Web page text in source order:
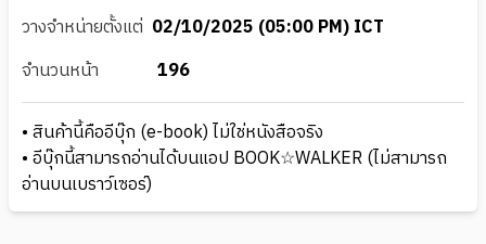
วางจำหน่ายตั้งแต่ 02/10/2025 (05:00 PM) ICT
จำนวนหน้า
196
• สินค้านี้คืออีบุ๊ก (e-book) ไม่ใช่หนังสือจริง
• อีบุ๊กนี้สามารถอ่านได้บนแอป BOOK☆WALKER (ไม่สามารถ
อ่านบนเบราว์เซอร์)